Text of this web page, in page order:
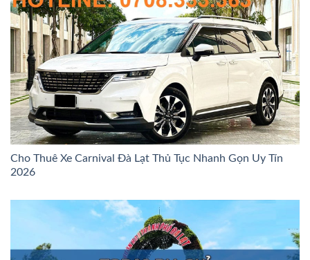
Cho Thuê Xe Carnival Đà Lạt Thủ Tục Nhanh Gọn Uy Tín
2026